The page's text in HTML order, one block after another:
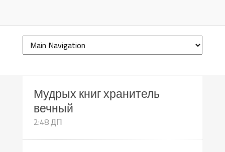
Мудрых книг хранитель
вечный
2:48 ДП